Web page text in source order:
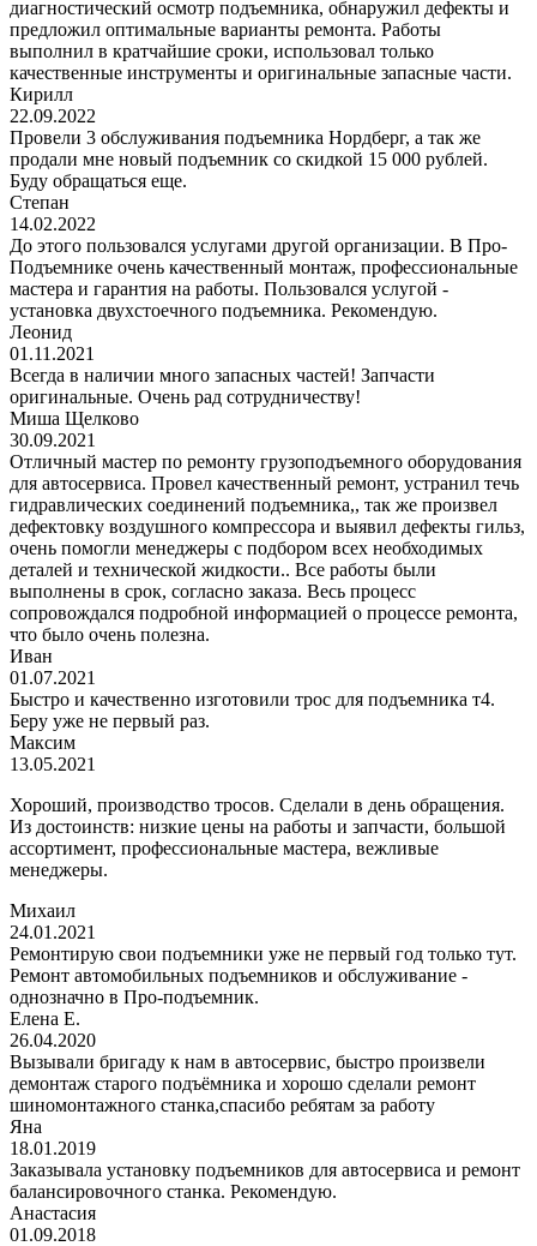
диагностический осмотр подъемника, обнаружил дефекты и
предложил оптимальные варианты ремонта. Работы
выполнил в кратчайшие сроки, использовал только
качественные инструменты и оригинальные запасные части.
Кирилл
22.09.2022
Провели 3 обслуживания подъемника Нордберг, а так же
продали мне новый подъемник со скидкой 15 000 рублей.
Буду обращаться еще.
Степан
14.02.2022
До этого пользовался услугами другой организации. В Про-
Подъемнике очень качественный монтаж, профессиональные
мастера и гарантия на работы. Пользовался услугой -
установка двухстоечного подъемника. Рекомендую.
Леонид
01.11.2021
Всегда в наличии много запасных частей! Запчасти
оригинальные. Очень рад сотрудничеству!
Миша Щелково
30.09.2021
Отличный мастер по ремонту грузоподъемного оборудования
для автосервиса. Провел качественный ремонт, устранил течь
гидравлических соединений подъемника,, так же произвел
дефектовку воздушного компрессора и выявил дефекты гильз,
очень помогли менеджеры с подбором всех необходимых
деталей и технической жидкости.. Все работы были
выполнены в срок, согласно заказа. Весь процесс
сопровождался подробной информацией о процессе ремонта,
что было очень полезна.
Иван
01.07.2021
Быстро и качественно изготовили трос для подъемника т4.
Беру уже не первый раз.
Максим
13.05.2021
Хороший, производство тросов. Сделали в день обращения.
Из достоинств: низкие цены на работы и запчасти, большой
ассортимент, профессиональные мастера, вежливые
менеджеры.
Михаил
24.01.2021
Ремонтирую свои подъемники уже не первый год только тут.
Ремонт автомобильных подъемников и обслуживание -
однозначно в Про-подъемник.
Елена Е.
26.04.2020
Вызывали бригаду к нам в автосервис, быстро произвели
демонтаж старого подъёмника и хорошо сделали ремонт
шиномонтажного станка,спасибо ребятам за работу
Яна
18.01.2019
Заказывала установку подъемников для автосервиса и ремонт
балансировочного станка. Рекомендую.
Анастасия
01.09.2018